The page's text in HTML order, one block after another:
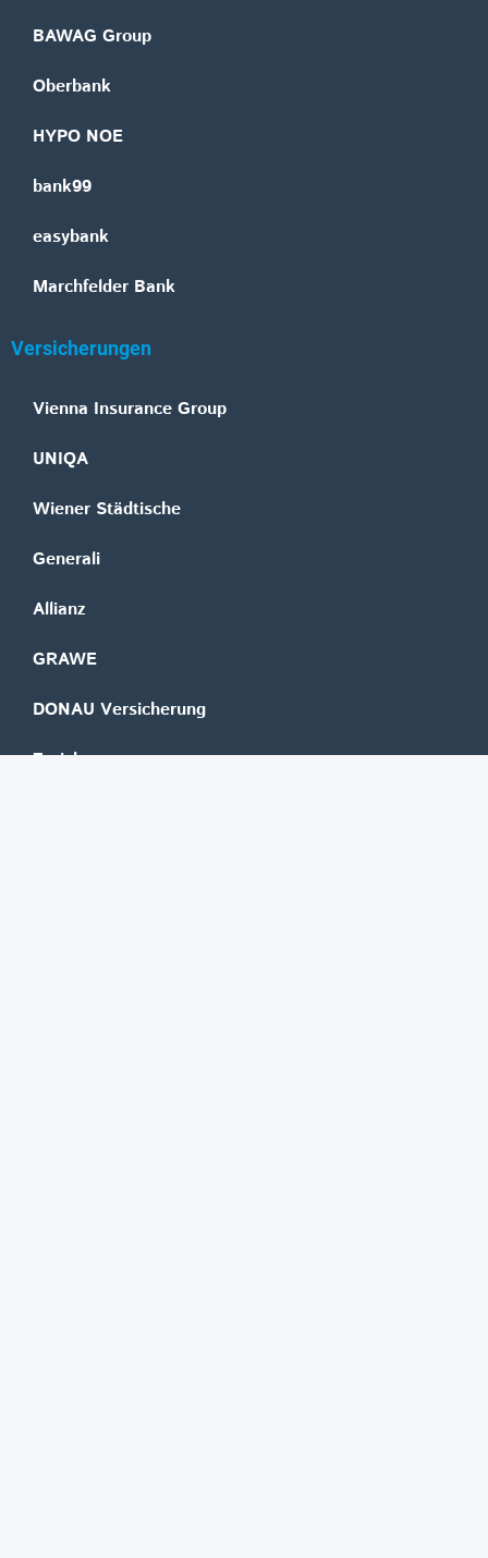
BAWAG Group
Oberbank
HYPO NOE
bank99
easybank
Marchfelder Bank
Versicherungen
Vienna Insurance Group
UNIQA
Wiener Städtische
Generali
Allianz
GRAWE
DONAU Versicherung
Zurich